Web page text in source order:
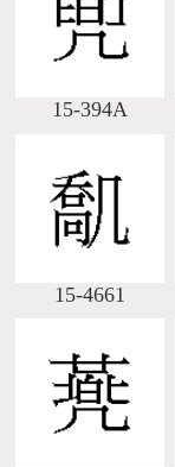
15-394A
15-4661